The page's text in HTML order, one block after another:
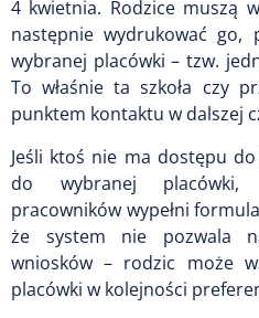
4 kwietnia. Rodzice muszą
następnie wydrukować go,
wybranej placówki – tzw.
To właśnie ta szkoła czy
punktem kontaktu w dalszej
Jeśli ktoś nie ma dostępu
do wybranej
pracowników wypełni
że system nie pozwala
wniosków – rodzic może
placówki w kolejności